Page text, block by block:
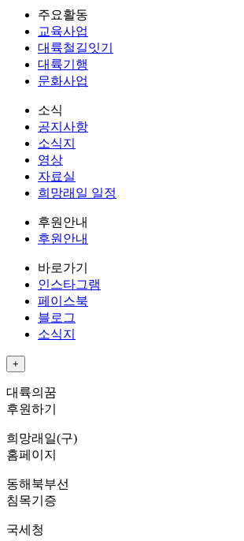
주요활동
교육사업
대륙철길잇기
대륙기행
문화사업
소식
공지사항
소식지
영상
자료실
희망래일 일정
후원안내
후원안내
바로가기
인스타그램
페이스북
블로그
소식지
+
Quick menu
대륙의꿈
후원하기
희망래일(구)
홈페이지
동해북부선
침목기증
국세청